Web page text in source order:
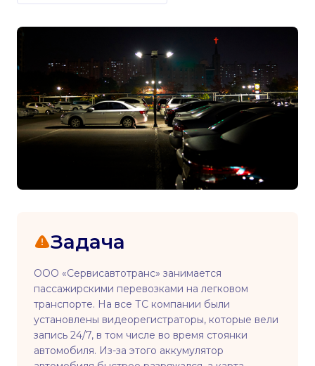
Задача
ООО «Сервисавтотранс» занимается
пассажирскими перевозками на легковом
транспорте. На все ТС компании были
установлены видеорегистраторы, которые вели
запись 24/7, в том числе во время стоянки
автомобиля. Из-за этого аккумулятор